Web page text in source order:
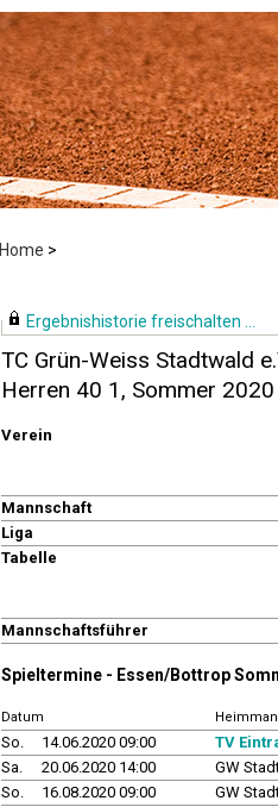
Home >
Ergebnishistorie freischalten ...
TC Grün-Weiss Stadtwald
Herren 40 1, Sommer 2020
Verein
Mannschaft
Liga
Tabelle
Mannschaftsführer
Spieltermine - Essen/Bottrop
Datum
So. 14.06.2020 09:00
TV
Sa.
20.06.2020 14:00
GW
So.
16.08.2020 09:00
GW